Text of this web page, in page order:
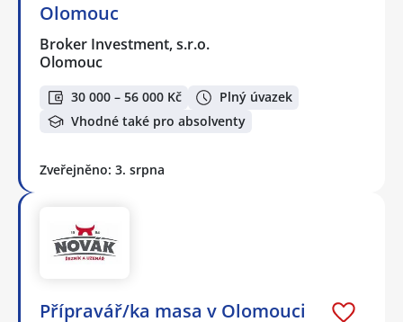
Olomouc
Broker Investment, s.r.o.
Olomouc
30 000 – 56 000 Kč
Plný úvazek
Vhodné také pro absolventy
Zveřejněno: 3. srpna
Přípravář/ka masa v Olomouci